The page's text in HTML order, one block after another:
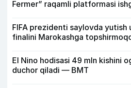
Fermer” raqamli platformasi
FIFA prezidenti saylovda yutish
finalini Marokashga
El Nino hodisasi 49 mln kishini
duchor qiladi — BMT